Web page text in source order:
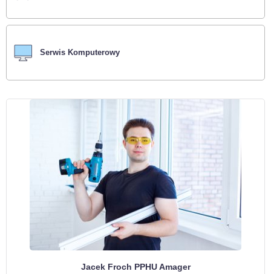
Serwis Komputerowy
Jacek Froch PPHU Amager